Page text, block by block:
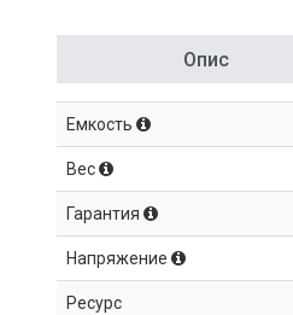
Опис
Емкость
Вес
Гарантия
Напряжение
Ресурс